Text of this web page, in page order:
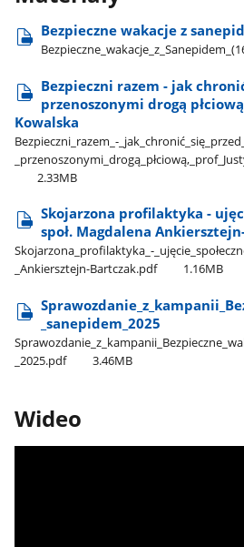
Bezpieczne wakacje z
Bezpieczni razem - jak
przenoszonymi drogą
Kowalska
Bezpieczni​_razem​_-​
2.33MB
Skojarzona profilaktyka -
społ. Magdalena
Skojarzona​_profilaktyka​_-​
_Ankiersztejn-Bartczak.pdf
1.16MB
_sanepidem​_2025
_2025.pdf
3.46MB
Wideo